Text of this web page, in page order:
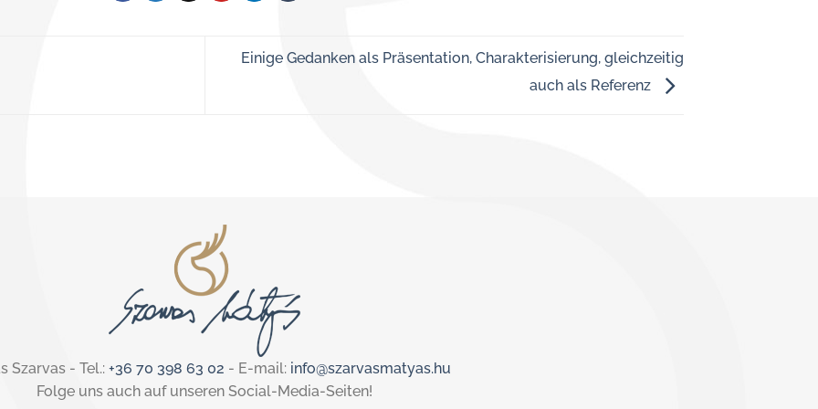
Einige Gedanken als Präsentation, Charakterisierung, gleichzeitig
auch als Referenz
Szarvas - Tel.: +36 70 398 63 02 - E-mail: info@szarvasmatyas.hu
Folge uns auch auf unseren Social-Media-Seiten!